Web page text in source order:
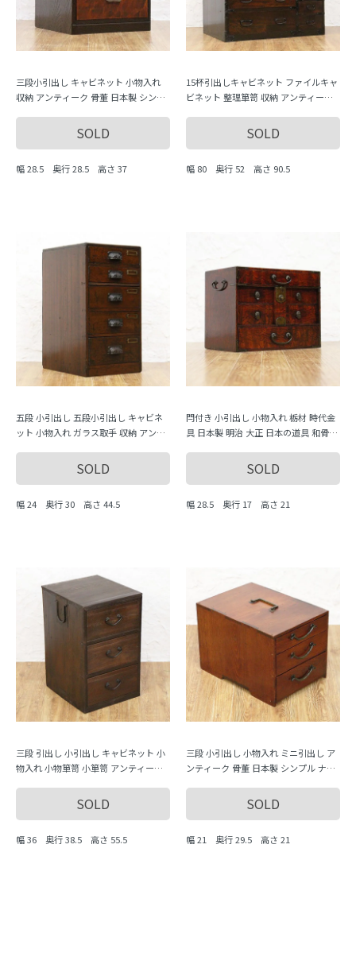
三段小引出し キャビネット 小物入れ
収納 アンティーク 骨董 日本製 シンプ
SOLD
幅 28.5 奥行 28.5 高さ 37
15杯引出しキャビネット ファイルキャ
ビネット 整理箪笥 収納 アンティーク
SOLD
幅 80 奥行 52 高さ 90.5
五段 小引出し 五段小引出し キャビネ
ット 小物入れ ガラス取手 収納 アンテ
SOLD
幅 24 奥行 30 高さ 44.5
閂付き 小引出し 小物入れ 栃材 時代金
具 日本製 明治 大正 日本の道具 和骨董
SOLD
幅 28.5 奥行 17 高さ 21
三段 引出し 小引出し キャビネット 小
物入れ 小物箪笥 小箪笥 アンティーク
SOLD
幅 36 奥行 38.5 高さ 55.5
三段 小引出し 小物入れ ミニ引出し ア
ンティーク 骨董 日本製 シンプル ナチ
SOLD
幅 21 奥行 29.5 高さ 21